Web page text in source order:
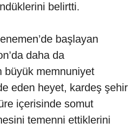
belirtti.
başlayan
daha da
büyük memnuniyet
eden heyet, kardeş şehir
içerisinde somut
temenni ettiklerini